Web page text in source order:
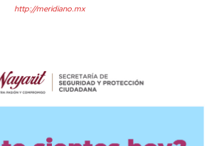
http://meridiano.mx